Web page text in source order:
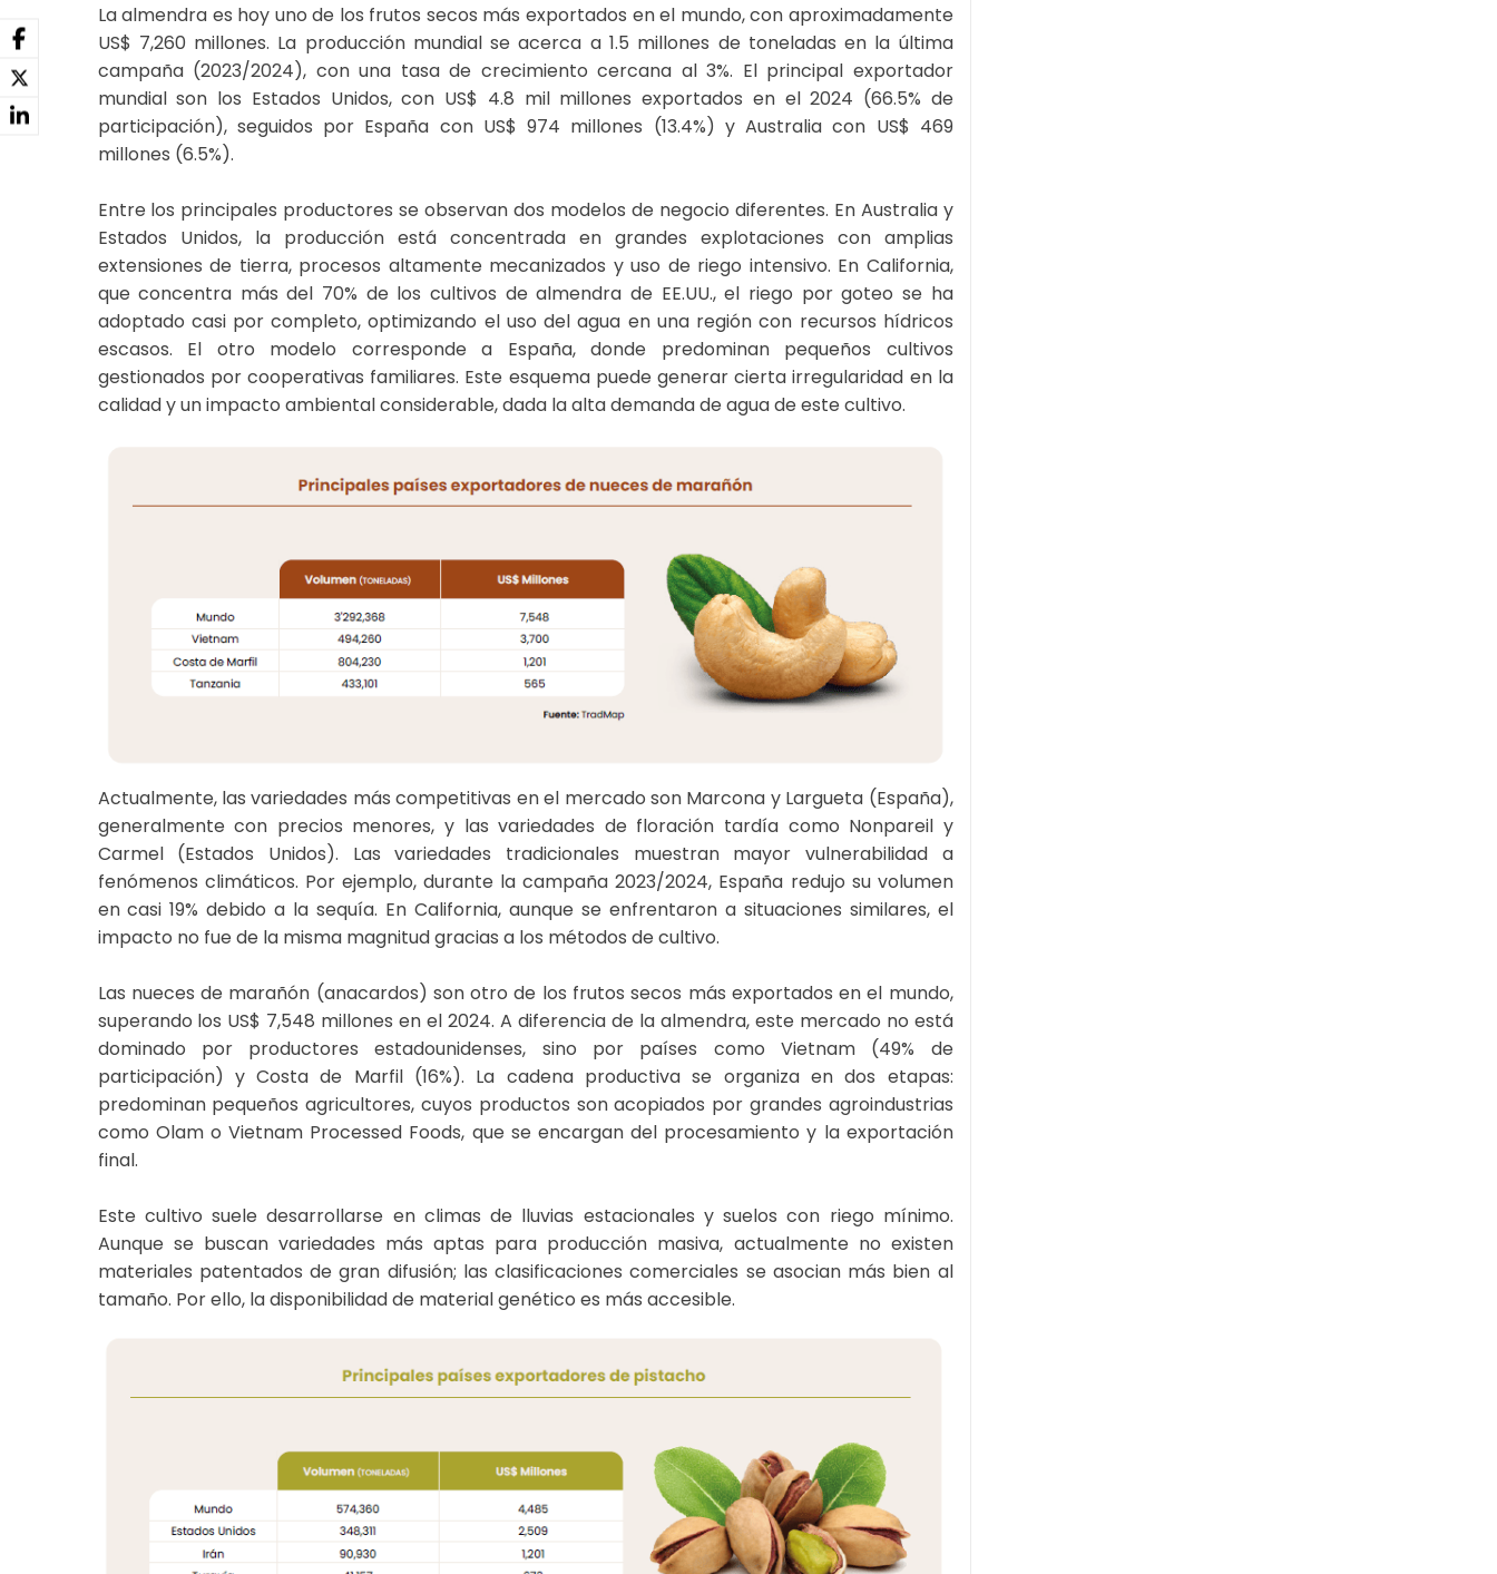
La almendra es hoy uno de los frutos secos más exportados en el mundo, con aproximadamente
US$ 7,260 millones. La producción mundial se acerca a 1.5 millones de toneladas en la última
campaña (2023/2024), con una tasa de crecimiento cercana al 3%. El principal exportador
mundial son los Estados Unidos, con US$ 4.8 mil millones exportados en el 2024 (66.5% de
participación), seguidos por España con US$ 974 millones (13.4%) y Australia con US$ 469
millones (6.5%).
Entre los principales productores se observan dos modelos de negocio diferentes. En Australia y
Estados Unidos, la producción está concentrada en grandes explotaciones con amplias
extensiones de tierra, procesos altamente mecanizados y uso de riego intensivo. En California,
que concentra más del 70% de los cultivos de almendra de EE.UU., el riego por goteo se ha
adoptado casi por completo, optimizando el uso del agua en una región con recursos hídricos
escasos. El otro modelo corresponde a España, donde predominan pequeños cultivos
gestionados por cooperativas familiares. Este esquema puede generar cierta irregularidad en la
calidad y un impacto ambiental considerable, dada la alta demanda de agua de este cultivo.
Actualmente, las variedades más competitivas en el mercado son Marcona y Largueta (España),
generalmente con precios menores, y las variedades de floración tardía como Nonpareil y
Carmel (Estados Unidos). Las variedades tradicionales muestran mayor vulnerabilidad a
fenómenos climáticos. Por ejemplo, durante la campaña 2023/2024, España redujo su volumen
en casi 19% debido a la sequía. En California, aunque se enfrentaron a situaciones similares, el
impacto no fue de la misma magnitud gracias a los métodos de cultivo.
Las nueces de marañón (anacardos) son otro de los frutos secos más exportados en el mundo,
superando los US$ 7,548 millones en el 2024. A diferencia de la almendra, este mercado no está
dominado por productores estadounidenses, sino por países como Vietnam (49% de
participación) y Costa de Marfil (16%). La cadena productiva se organiza en dos etapas:
predominan pequeños agricultores, cuyos productos son acopiados por grandes agroindustrias
como Olam o Vietnam Processed Foods, que se encargan del procesamiento y la exportación
final.
Este cultivo suele desarrollarse en climas de lluvias estacionales y suelos con riego mínimo.
Aunque se buscan variedades más aptas para producción masiva, actualmente no existen
materiales patentados de gran difusión; las clasificaciones comerciales se asocian más bien al
tamaño. Por ello, la disponibilidad de material genético es más accesible.